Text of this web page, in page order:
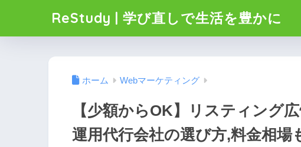
ReStudy | 学び直しで生活を豊かに
ホーム Webマーケティング
【少額からOK】リスティング
運用代行会社の選び方,料金相場